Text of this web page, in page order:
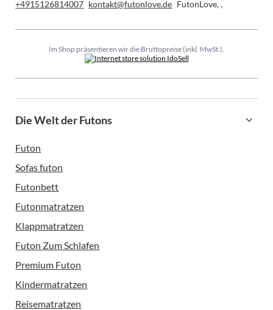
+4915126814007 kontakt@futonlove.de FutonLove,,
Im Shop präsentieren wir die Bruttopreise (inkl. MwSt.).
Die Welt der Futons
Futon
Sofas futon
Futonbett
Futonmatratzen
Klappmatratzen
Futon Zum Schlafen
Premium Futon
Kindermatratzen
Reisematratzen